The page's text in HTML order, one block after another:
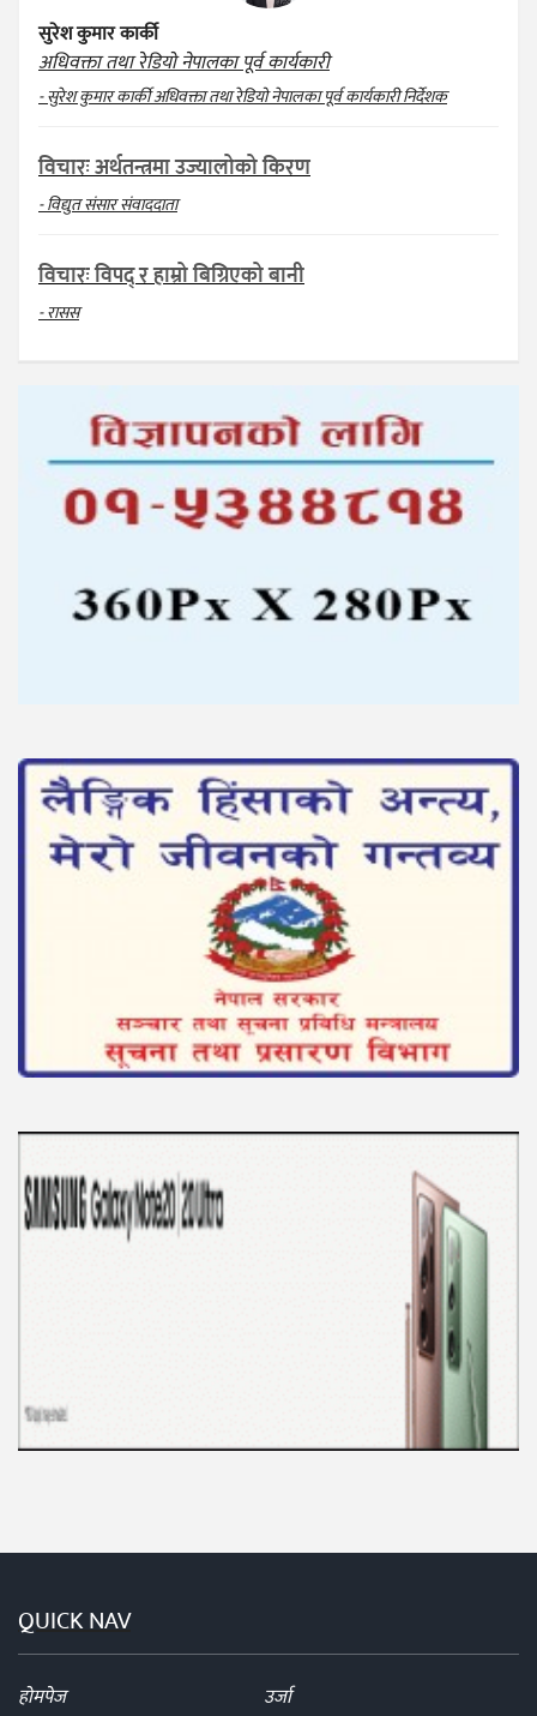
सुरेश कुमार कार्की
अधिवक्ता तथा रेडियो नेपालका पूर्व कार्यकारी
- सुरेश कुमार कार्की अधिवक्ता तथा रेडियो नेपालका पूर्व कार्यकारी निर्देशक
विचारः अर्थतन्त्रमा उज्यालोको किरण
- विद्युत संसार संवाददाता
विचारः विपद् र हाम्रो बिग्रिएको बानी
- रासस
QUICK NAV
होमपेज
उर्जा